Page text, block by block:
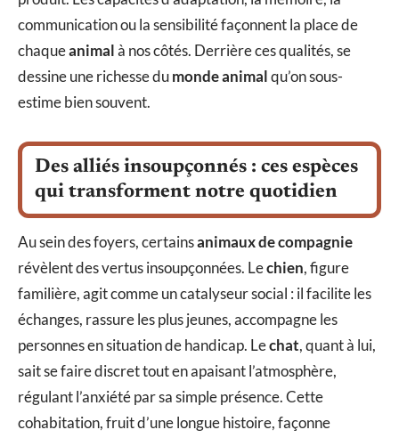
communication ou la sensibilité façonnent la place de
chaqueanimalà nos côtés. Derrière ces qualités, se
dessine une richesse dumonde animalqu’on sous-
estime bien souvent.
Des alliés insoupçonnés : ces espèces
qui transforment notre quotidien
Au sein des foyers, certainsanimaux de compagnie
révèlent des vertus insoupçonnées. Lechien, figure
familière, agit comme un catalyseur social : il facilite les
échanges, rassure les plus jeunes, accompagne les
personnes en situation de handicap. Lechat, quant à lui,
sait se faire discret tout en apaisant l’atmosphère,
régulant l’anxiété par sa simple présence. Cette
cohabitation, fruit d’une longue histoire, façonne